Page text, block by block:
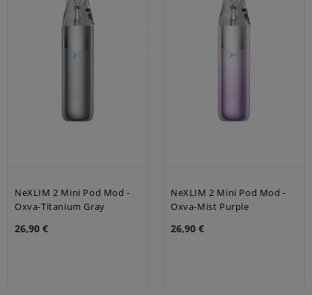
NeXLIM 2 Mini Pod Mod -
Oxva-Titanium Gray
26,90 €
NeXLIM 2 Mini Pod Mod -
Oxva-Mist Purple
26,90 €